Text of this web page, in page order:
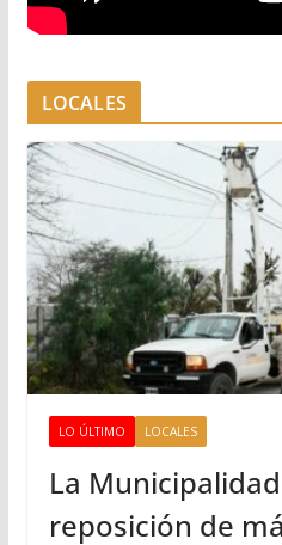
LOCALES
LO ÚLTIMO LOCALES
La
reposición de